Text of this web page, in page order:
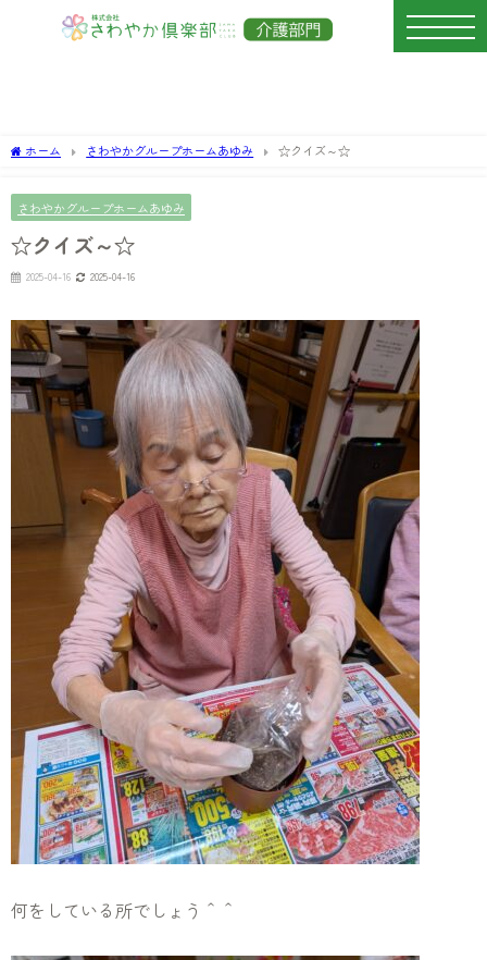
ホーム さわやかグループホームあゆみ ☆クイズ～☆
さわやかグループホームあゆみ
☆クイズ～☆
2025-04-16 2025-04-16
何をしている所でしょう＾＾